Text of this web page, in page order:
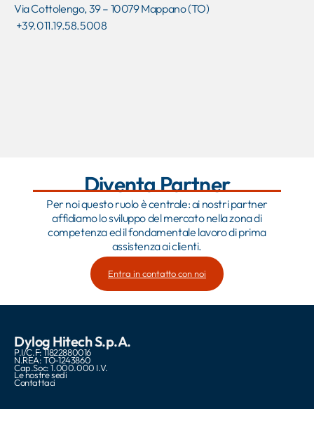
Via Cottolengo, 39 – 10079 Mappano (TO)
+39.011.19.58.5008
Diventa Partner
Per noi questo ruolo è centrale: ai nostri partner
affidiamo lo sviluppo del mercato nella zona di
competenza ed il fondamentale lavoro di prima
assistenza ai clienti.
Entra in contatto con noi
Dylog Hitech S.p.A.
P.I/C.F: 11822880016
N.REA: TO-1243860
Cap.Soc: 1.000.000 I.V.
Le nostre sedi
Contattaci